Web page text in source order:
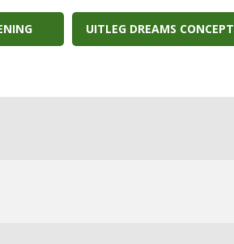
UITLEG DREAMS CONCEPT